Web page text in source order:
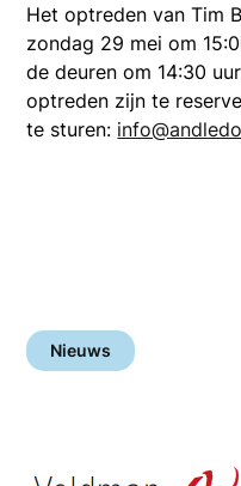
Het optreden van Tim
zondag 29 mei om
de deuren om 14:30
optreden zijn te
te sturen:
Nieuws